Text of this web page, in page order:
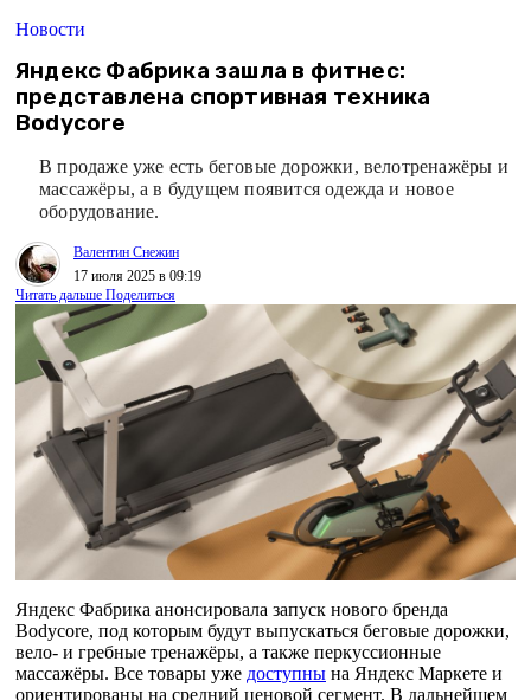
Новости
Яндекс Фабрика зашла в фитнес:
представлена спортивная техника
Bodycore
В продаже уже есть беговые дорожки, велотренажёры и
массажёры, а в будущем появится одежда и новое
оборудование.
Валентин Снежин
17 июля 2025 в 09:19
Читать дальше Поделиться
Яндекс Фабрика анонсировала запуск нового бренда
Bodycore, под которым будут выпускаться беговые дорожки,
вело- и гребные тренажёры, а также перкуссионные
массажёры. Все товары уже доступны на Яндекс Маркете и
ориентированы на средний ценовой сегмент. В дальнейшем